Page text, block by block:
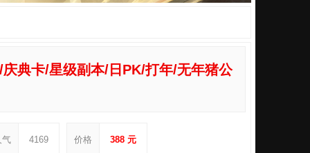
典卡/星级副本/日PK/打年/无年猪公
气 4169 价格 388 元